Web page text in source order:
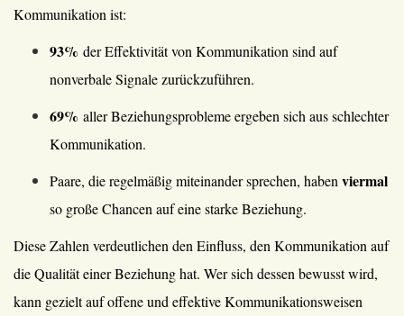
Kommunikation ist:
93% der Effektivität von Kommunikation sind auf
nonverbale Signale zurückzuführen.
69% aller Beziehungsprobleme ergeben sich aus schlechter
Kommunikation.
Paare, die regelmäßig miteinander sprechen, haben viermal
so große Chancen auf eine starke Beziehung.
Diese Zahlen verdeutlichen den Einfluss, den Kommunikation auf
die Qualität einer Beziehung hat. Wer sich dessen bewusst wird,
kann gezielt auf offene und effektive Kommunikationsweisen